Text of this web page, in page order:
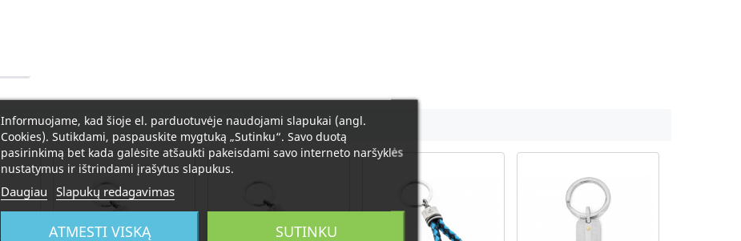
Informuojame, kad šioje el. parduotuvėje naudojami slapukai (angl.
Cookies). Sutikdami, paspauskite mygtuką „Sutinku“. Savo duotą
pasirinkimą bet kada galėsite atšaukti pakeisdami savo interneto naršyklės
nustatymus ir ištrindami įrašytus slapukus.
Daugiau Slapukų redagavimas
ATMESTI VISKĄ SUTINKU